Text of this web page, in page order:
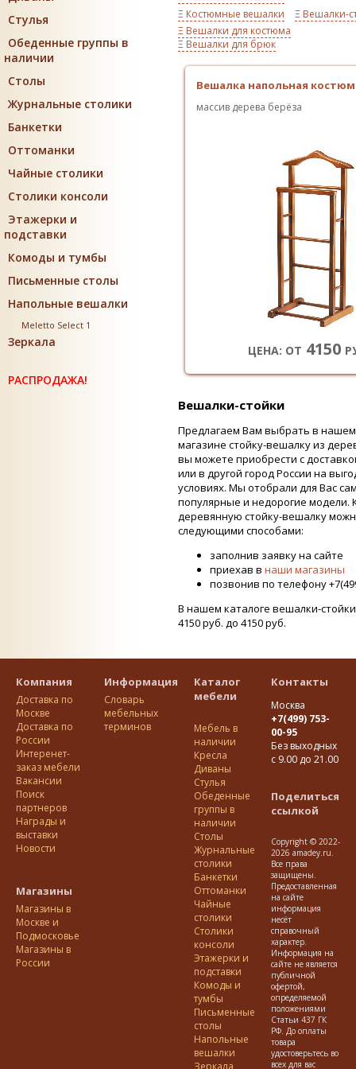
Стулья
Обеденные группы в
наличии
Столы
Журнальные столики
Банкетки
Оттоманки
Чайные столики
Столики консоли
Этажерки и
подставки
Комоды и тумбы
Письменные столы
Напольные вешалки
Meletto Select 1
Зеркала
РАСПРОДАЖА!
Ξ Костюмные вешалки
Ξ Вешалки-
Ξ Вешалки для костюма
Ξ Вешалки для брюк
Вешалка напольная
массив дерева берёза
ЦЕНА: ОТ 4150
Вешалки-стойки
Предлагаем Вам выбрать в
магазине стойку-вешалку из
вы можете приобрести с
или в другой город России на
условиях. Мы отобрали для Вас
популярные и недорогие модели.
деревянную стойку-вешалку
следующими способами:
заполнив заявку на сайте
приехав в наши магазины
позвонив по телефону
В нашем каталоге вешалки-
4150 руб. до 4150 руб.
Компания
Доставка по
Москве
Доставка по
Росcии
Интеренет-
заказ мебели
Вакансии
Поиск
партнеров
Награды и
выставки
Новости
Магазины
Магазины в
Москве и
Подмосковье
Магазины в
России
Информация
Словарь
мебельных
терминов
Каталог
мебели
Мебель в
наличии
Кресла
Диваны
Стулья
Обеденные
группы в
наличии
Столы
Журнальные
столики
Банкетки
Оттоманки
Чайные
столики
Столики
консоли
Этажерки и
подставки
Комоды и
тумбы
Письменные
столы
Напольные
вешалки
Зеркала
Контакты
Москва
+7(499) 753-
00-95
Без выходных
с 9.00 до 21.00
Поделиться
ссылкой
Copyright © 2022-
2026 amadey.ru.
Все права
защищены.
Предоставленная
на сайте
информация
несёт
справочный
характер.
Информация на
сайте не является
публичной
офертой,
определяемой
положениями
Статьи 437 ГК
РФ. До оплаты
товара
удостоверьтесь во
всех для вас